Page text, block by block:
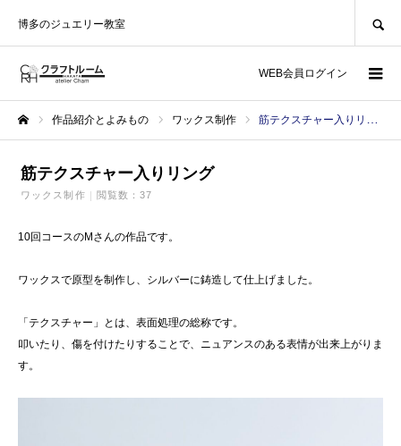
博多のジュエリー教室
WEB会員ログイン
作品紹介とよみもの ワックス制作 筋テクスチャー入りリング
筋テクスチャー入りリング
ワックス制作 閲覧数：37
10回コースのMさんの作品です。
ワックスで原型を制作し、シルバーに鋳造して仕上げました。
「テクスチャー」とは、表面処理の総称です。
叩いたり、傷を付けたりすることで、ニュアンスのある表情が出来上がりま
す。